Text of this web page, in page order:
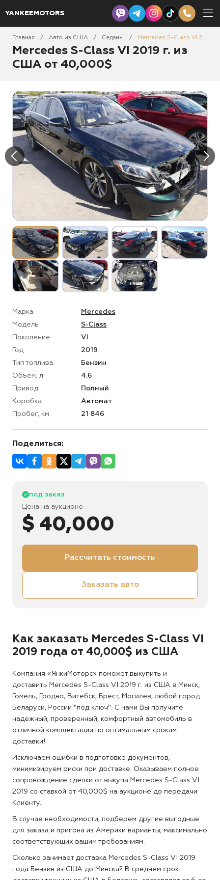
YANKEEMOTORS
Главная / Авто из США / Седаны / Mercedes S-Class VI 2019
Mercedes S-Class VI 2019 г. из
США от 40,000$
Марка
Mercedes
Модель
S-Class
Поколение
VI
Год
2019
Тип топлива
Бензин
Объем, л.
4.6
Привод
Полный
Коробка
Автомат
Пробег, км.
21 846
Поделиться:
под заказ
Цена на аукционе
$ 40,000
Рассчитать стоимость
Заказать авто
Как заказать Mercedes S-Class VI
2019 года от 40,000$ из США
Компания «ЯнкиМоторс» поможет выкупить и
доставить Mercedes S-Class VI 2019 г. из США в Минск,
Гомель, Гродно, Витебск, Брест, Могилев, любой город
Беларуси, России "под ключ". С нами Вы получите
надежный, проверенный, комфортный автомобиль в
отличной комплектации по оптимальным срокам
доставки!
Исключаем ошибки в подготовке документов,
минимизируем риски при доставке. Оказываем полное
сопровождение сделки от выкупа Mercedes S-Class VI
2019 со ставкой от 40,000$ на аукционе до передачи
Клиенту.
В случае необходимости, подберем другие выгодные
для заказа и пригона из Америки варианты, максимально
соответствующих вашим требованиям.
Сколько занимает доставка Mercedes S-Class VI 2019
года Бензин из США до Минска? В среднем срок